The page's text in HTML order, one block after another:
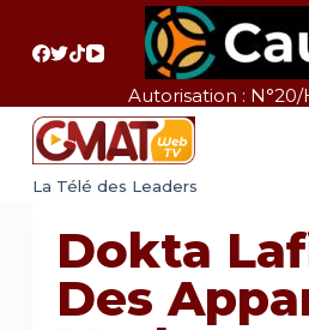
a
Autorisation : N°20/
La Télé des Leaders
Dokta
Des